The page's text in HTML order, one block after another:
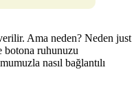
Ama neden? Neden just
botona ruhunuzu
nasıl bağlantılı